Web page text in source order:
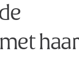
haar